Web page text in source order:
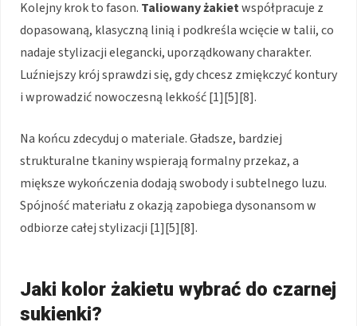
Kolejny krok to fason. Taliowany żakietwspółpracuje z
dopasowaną, klasyczną linią i podkreśla wcięcie w talii, co
nadaje stylizacji elegancki, uporządkowany charakter.
Luźniejszy krój sprawdzi się, gdy chcesz zmiękczyć kontury
i wprowadzić nowoczesną lekkość [1][5][8].
Na końcu zdecyduj o materiale. Gładsze, bardziej
strukturalne tkaniny wspierają formalny przekaz, a
miększe wykończenia dodają swobody i subtelnego luzu.
Spójność materiału z okazją zapobiega dysonansom w
odbiorze całej stylizacji [1][5][8].
Jaki kolor żakietu wybrać do czarnej
sukienki?